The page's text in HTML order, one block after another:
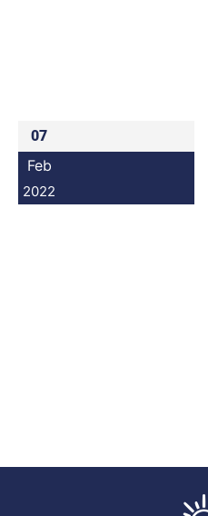
07
Feb
2022